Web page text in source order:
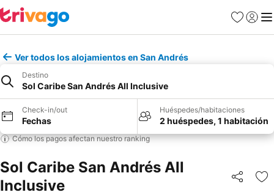
Favoritos
Iniciar
Ver todos los alojamientos en San Andrés
Destino
Sol Caribe San Andrés All Inclusive
Check-in/out
Fechas
Huéspedes/habitaciones
2 huéspedes, 1 habitación
Cómo los pagos afectan nuestro ranking
Sol Caribe San Andrés All
Inclusive
Compartir